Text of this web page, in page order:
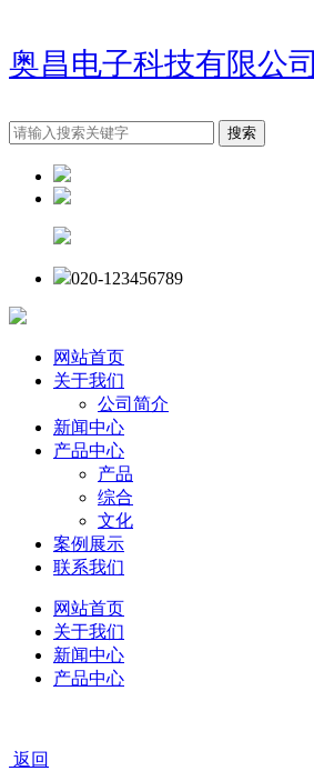
奥昌电子科技有限公司
020-123456789
网站首页
关于我们
公司简介
新闻中心
产品中心
产品
综合
文化
案例展示
联系我们
网站首页
关于我们
新闻中心
产品中心
返回